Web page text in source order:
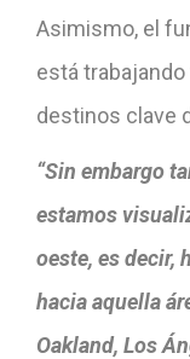
Asimismo, el
está
destinos clave
“Sin embargo
estamos
oeste, es decir,
hacia aquella
Oakland, Los